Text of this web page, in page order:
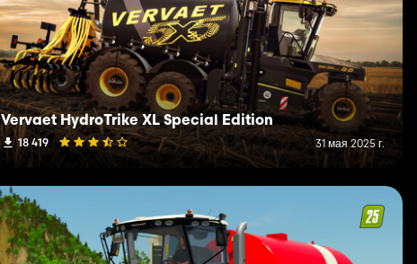
Vervaet HydroTrike XL Special Edition
18 419 31 мая 2025 г.